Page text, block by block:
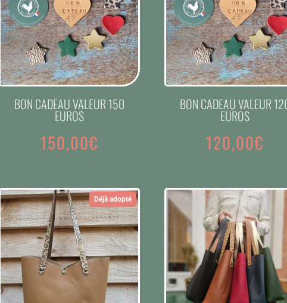
BON CADEAU VALEUR 150
EUROS
150,00€
BON CADEAU VALEUR
EUROS
120,00€
Déjà adopté